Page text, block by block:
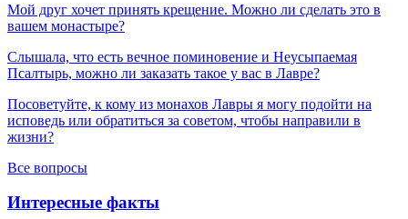
Мой друг хочет принять крещение. Можно ли сделать это в
вашем монастыре?
Слышала, что есть вечное поминовение и Неусыпаемая
Псалтырь, можно ли заказать такое у вас в Лавре?
Посоветуйте, к кому из монахов Лавры я могу подойти на
исповедь или обратиться за советом, чтобы направили в
жизни?
Все вопросы
Интересные факты